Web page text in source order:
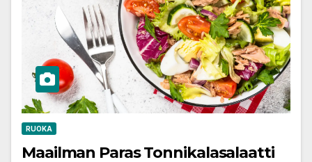
RUOKA
Maailman Paras Tonnikalasalaatti